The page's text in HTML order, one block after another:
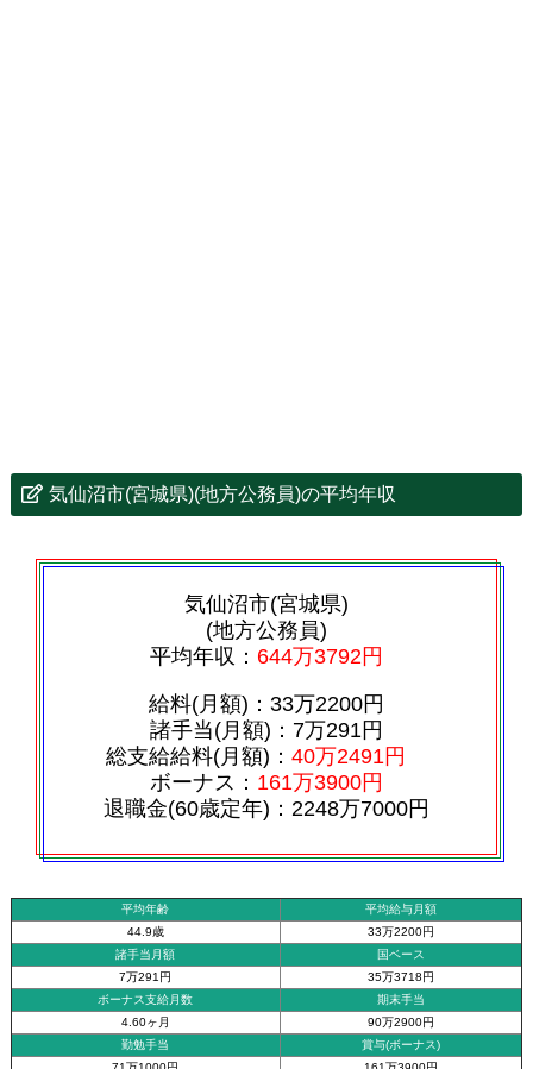
気仙沼市(宮城県)(地方公務員)の平均年収
気仙沼市(宮城県)
(地方公務員)
平均年収： 644万3792円
給料(月額)：33万2200円
諸手当(月額)：7万291円
総支給給料(月額)： 40万2491円
ボーナス： 161万3900円
退職金(60歳定年)：2248万7000円
平均年齢
平均給与月額
44.9歳
33万2200円
諸手当月額
国ベース
7万291円
35万3718円
ボーナス支給月数
期末手当
4.60ヶ月
90万2900円
勤勉手当
賞与(ボーナス)